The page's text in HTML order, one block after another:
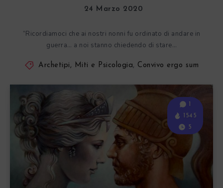
24 Marzo 2020
“Ricordiamoci che ai nostri nonni fu ordinato di andare in
guerra… a noi stanno chiedendo di stare…
Archetipi, Miti e Psicologia, Convivo ergo sum
1
1545
5